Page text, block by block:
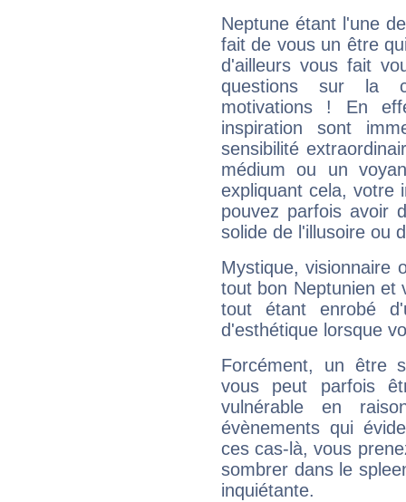
Neptune étant l'une
fait de vous un être
d'ailleurs vous fait
questions sur la
motivations ! En
inspiration sont
sensibilité
médium ou un
expliquant cela, votre
pouvez parfois avoir
solide de l'illusoire ou
Mystique, visionnaire
tout bon Neptunien et
tout étant enrobé
d'esthétique lorsque
Forcément, un être
vous peut parfois
vulnérable en
évènements qui
ces cas-là, vous
sombrer dans le
inquiétante.